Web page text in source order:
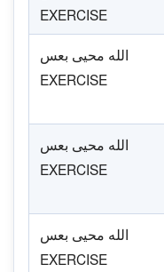
EXERCISE
الله محيى بعس
EXERCISE
الله محيى بعس
EXERCISE
الله محيى بعس
EXERCISE